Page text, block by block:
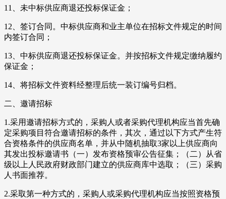
11、未中标供应商退还投标保证金；
12、签订合同。中标供应商和业主单位在招标文件规定的时间
内签订合同；
13、中标供应商退还投标保证金。并按招标文件规定缴纳履约
保证金；
14、将招标文件资料经整理后统一装订编号归档。
二、邀请招标
1.采用邀请招标方式的，采购人或者采购代理机构应当首先确
定采购项目符合邀请招标的条件，其次，通过以下方式产生符
合资格条件的供应商名单，并从中随机抽取3家以上供应商向
其发出投标邀请书（一）发布资格预审公告征集；（二）从省
级以上人民政府财政部门建立的供应商库中选取；（三）采购
人书面推荐。
2.采取第一种方式的，采购人或采购代理机构应当按照资格预